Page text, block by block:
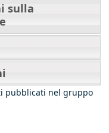
sulla
pubblicati nel gruppo